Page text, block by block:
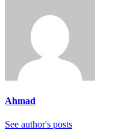
Ahmad
See author's posts